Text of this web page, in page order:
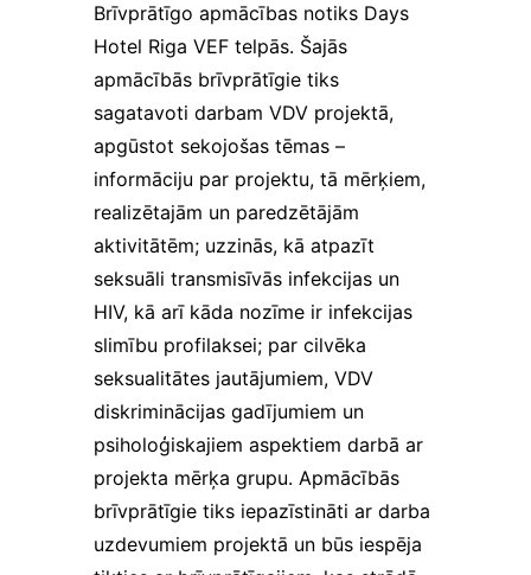
Brīvprātīgo apmācības notiks Days
Hotel Riga VEF telpās. Šajās
apmācībās brīvprātīgie tiks
sagatavoti darbam VDV projektā,
apgūstot sekojošas tēmas –
informāciju par projektu, tā mērķiem,
realizētajām un paredzētājām
aktivitātēm; uzzinās, kā atpazīt
seksuāli transmisīvās infekcijas un
HIV, kā arī kāda nozīme ir infekcijas
slimību profilaksei; par cilvēka
seksualitātes jautājumiem, VDV
diskriminācijas gadījumiem un
psiholoģiskajiem aspektiem darbā ar
projekta mērķa grupu. Apmācībās
brīvprātīgie tiks iepazīstināti ar darba
uzdevumiem projektā un būs iespēja
darbības un
tādejādi
lietojamību
ikvienam
lietotājam.
reģistrē tikai
darbības,
saglabājot
lietotāja
anonimitāti.
atsakāties no
sīkdatnēm,
funkcijas var
pazust no